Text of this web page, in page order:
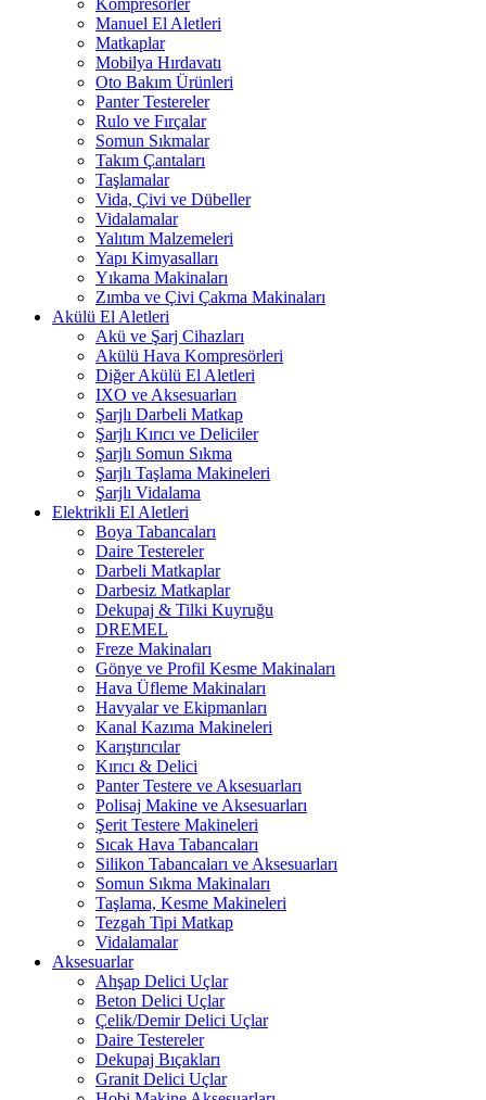
Kompresörler
Manuel El Aletleri
Matkaplar
Mobilya Hırdavatı
Oto Bakım Ürünleri
Panter Testereler
Rulo ve Fırçalar
Somun Sıkmalar
Takım Çantaları
Taşlamalar
Vida, Çivi ve Dübeller
Vidalamalar
Yalıtım Malzemeleri
Yapı Kimyasalları
Yıkama Makinaları
Zımba ve Çivi Çakma Makinaları
Akülü El Aletleri
Akü ve Şarj Cihazları
Akülü Hava Kompresörleri
Diğer Akülü El Aletleri
IXO ve Aksesuarları
Şarjlı Darbeli Matkap
Şarjlı Kırıcı ve Deliciler
Şarjlı Somun Sıkma
Şarjlı Taşlama Makineleri
Şarjlı Vidalama
Elektrikli El Aletleri
Boya Tabancaları
Daire Testereler
Darbeli Matkaplar
Darbesiz Matkaplar
Dekupaj & Tilki Kuyruğu
DREMEL
Freze Makinaları
Gönye ve Profil Kesme Makinaları
Hava Üfleme Makinaları
Havyalar ve Ekipmanları
Kanal Kazıma Makineleri
Karıştırıcılar
Kırıcı & Delici
Panter Testere ve Aksesuarları
Polisaj Makine ve Aksesuarları
Şerit Testere Makineleri
Sıcak Hava Tabancaları
Silikon Tabancaları ve Aksesuarları
Somun Sıkma Makinaları
Taşlama, Kesme Makineleri
Tezgah Tipi Matkap
Vidalamalar
Aksesuarlar
Ahşap Delici Uçlar
Beton Delici Uçlar
Çelik/Demir Delici Uçlar
Daire Testereler
Dekupaj Bıçakları
Granit Delici Uçlar